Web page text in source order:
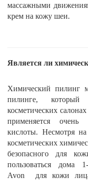
массажными
крем на кожу шеи.
Является ли
Химический пилинг
пилинге,
косметических
применяется очень
кислоты. Несмотря
косметических
безопасного для
пользоваться дома
Avon
для кожи